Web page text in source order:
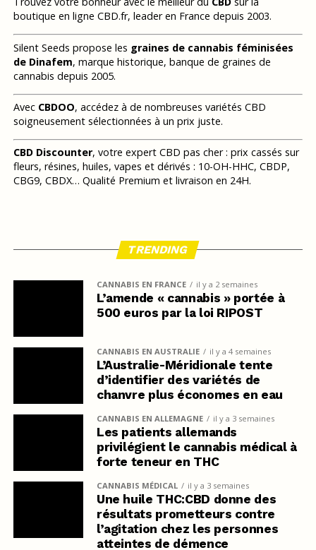
boutique en ligne CBD.fr, leader en France depuis 2003.
Silent Seeds propose les graines de cannabis féminisées
de Dinafem, marque historique, banque de graines de
cannabis depuis 2005.
Avec CBDOO, accédez à de nombreuses variétés CBD
soigneusement sélectionnées à un prix juste.
CBD Discounter, votre expert CBD pas cher : prix cassés sur
fleurs, résines, huiles, vapes et dérivés : 10-OH-HHC, CBDP,
CBG9, CBDX… Qualité Premium et livraison en 24H.
TRENDING
CANNABIS EN FRANCE il y a 2 semaines
L’amende « cannabis » portée à
500 euros par la loi RIPOST
CANNABIS EN AUSTRALIE il y a 4 semaines
L’Australie-Méridionale tente
d’identifier des variétés de
chanvre plus économes en eau
CANNABIS EN ALLEMAGNE il y a 3 semaines
Les patients allemands
privilégient le cannabis médical à
forte teneur en THC
CANNABIS MÉDICAL il y a 3 semaines
Une huile THC:CBD donne des
résultats prometteurs contre
l’agitation chez les personnes
atteintes de démence